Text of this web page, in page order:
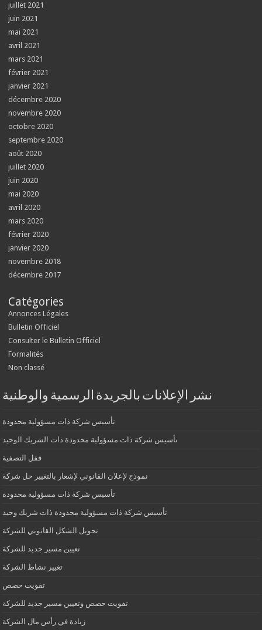
juillet 2021
juin 2021
mai 2021
avril 2021
mars 2021
février 2021
janvier 2021
décembre 2020
novembre 2020
octobre 2020
septembre 2020
août 2020
juillet 2020
juin 2020
mai 2020
avril 2020
mars 2020
février 2020
janvier 2020
novembre 2018
décembre 2017
Catégories
Annonces Légales
Bulletin Officiel
Consulter le Bulletin Officiel
Formalités
Non classé
نشر الإعلانات بالجريدة الرسمية والوطنية
تأسيس شركة ذات مسؤولية محدودة
تأسيس شركة ذات مسؤولية محدودة ذات الشريك الوحيد
قفل التصفية
نموذج لإعلان القانوني لإشعار بالتغيير حل شركة
تأسيس شركة ذات مسؤولية محدودة
تأسيس شركة ذات مسؤولية محدودة ذات شريك وحيد
تحويل الشكل القانوني للشركة
تعيين مسير جديد للشركة
تغيير نشاط الشركة
تفويت حصص
تفويت حصص وتعيين مسير جديد للشركة
زيادة في رأس مال الشركة